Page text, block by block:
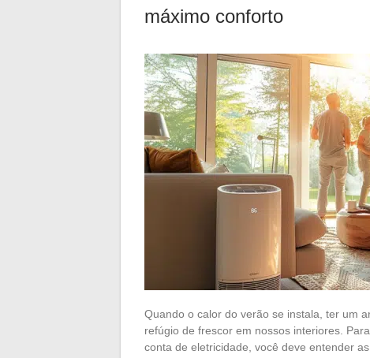
máximo conforto
Quando o calor do verão se instala, ter um
refúgio de frescor em nossos interiores.
conta de eletricidade, você deve entender